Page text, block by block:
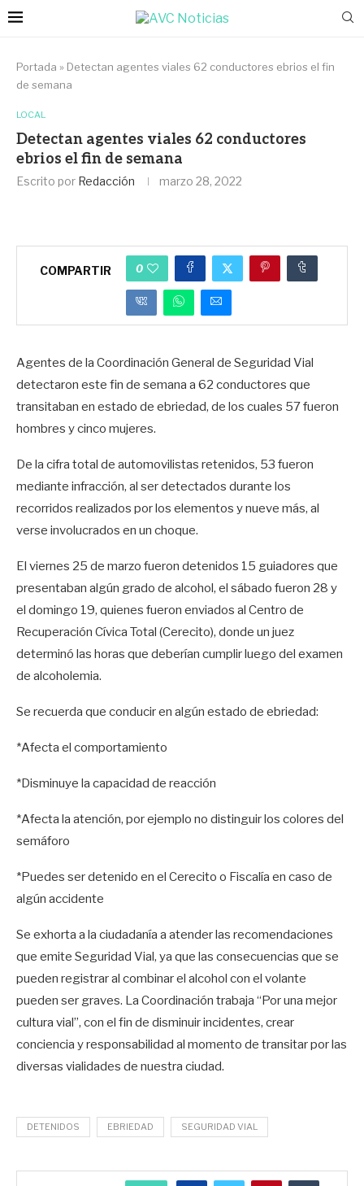
Portada » Detectan agentes viales 62 conductores ebrios el fin
de semana
LOCAL
Detectan agentes viales 62 conductores
ebrios el fin de semana
Escrito por Redacción marzo 28, 2022
COMPARTIR 0
Agentes de la Coordinación General de Seguridad Vial
detectaron este fin de semana a 62 conductores que
transitaban en estado de ebriedad, de los cuales 57 fueron
hombres y cinco mujeres.
De la cifra total de automovilistas retenidos, 53 fueron
mediante infracción, al ser detectados durante los
recorridos realizados por los elementos y nueve más, al
verse involucrados en un choque.
El viernes 25 de marzo fueron detenidos 15 guiadores que
presentaban algún grado de alcohol, el sábado fueron 28 y
el domingo 19, quienes fueron enviados al Centro de
Recuperación Cívica Total (Cerecito), donde un juez
determinó las horas que deberían cumplir luego del examen
de alcoholemia.
Se recuerda que conducir en algún estado de ebriedad:
*Afecta el comportamiento
*Disminuye la capacidad de reacción
*Afecta la atención, por ejemplo no distinguir los colores del
semáforo
*Puedes ser detenido en el Cerecito o Fiscalía en caso de
algún accidente
Se exhorta a la ciudadanía a atender las recomendaciones
que emite Seguridad Vial, ya que las consecuencias que se
pueden registrar al combinar el alcohol con el volante
pueden ser graves. La Coordinación trabaja “Por una mejor
cultura vial”, con el fin de disminuir incidentes, crear
conciencia y responsabilidad al momento de transitar por las
diversas vialidades de nuestra ciudad.
DETENIDOS EBRIEDAD SEGURIDAD VIAL